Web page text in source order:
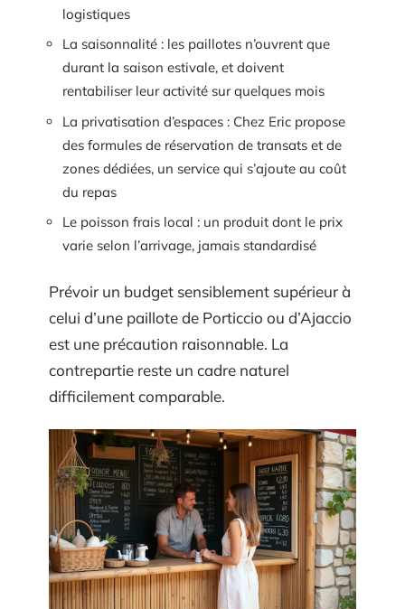
logistiques
La saisonnalité : les paillotes n’ouvrent que
durant la saison estivale, et doivent
rentabiliser leur activité sur quelques mois
La privatisation d’espaces : Chez Eric propose
des formules de réservation de transats et de
zones dédiées, un service qui s’ajoute au coût
du repas
Le poisson frais local : un produit dont le prix
varie selon l’arrivage, jamais standardisé
Prévoir un budget sensiblement supérieur à
celui d’une paillote de Porticcio ou d’Ajaccio
est une précaution raisonnable. La
contrepartie reste un cadre naturel
difficilement comparable.